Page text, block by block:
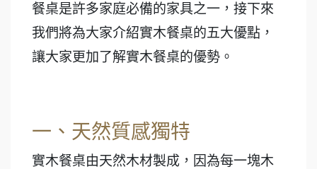
餐桌是許多家庭必備的家具之一，接下來
我們將為大家介紹實木餐桌的五大優點，
讓大家更加了解實木餐桌的優勢。
一、天然質感獨特
實木餐桌由天然木材製成，因為每一塊木